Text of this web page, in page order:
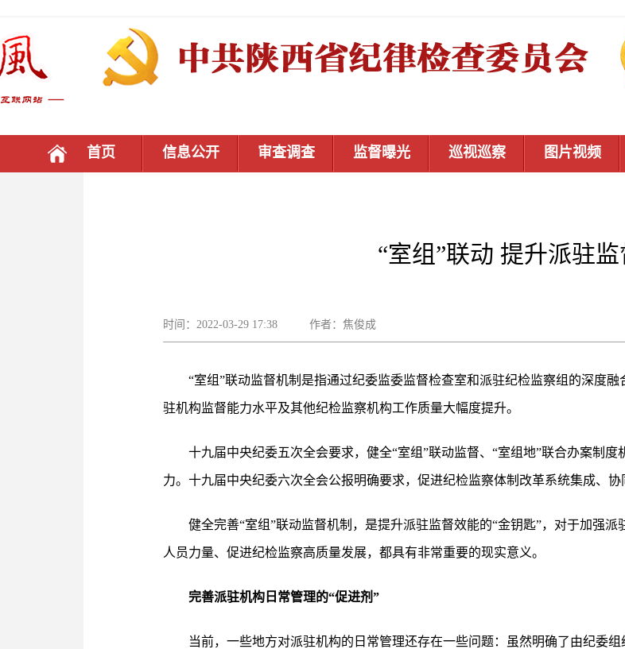
首页 信息公开 审查调查 监督曝光 巡视巡察 图片视频
“室组”联动 提升派驻
时间：2022-03-29 17:38 作者：焦俊成
“室组”联动监督机制是指通过纪委监委监督检查室和派驻纪检监察组的深度
驻机构监督能力水平及其他纪检监察机构工作质量大幅度提升。
十九届中央纪委五次全会要求，健全“室组”联动监督、“室组地”联合办案制
力。十九届中央纪委六次全会公报明确要求，促进纪检监察体制改革系统集成、协
健全完善“室组”联动监督机制，是提升派驻监督效能的“金钥匙”，对于加强
人员力量、促进纪检监察高质量发展，都具有非常重要的现实意义。
完善派驻机构日常管理的“促进剂”
当前，一些地方对派驻机构的日常管理还存在一些问题：虽然明确了由纪委